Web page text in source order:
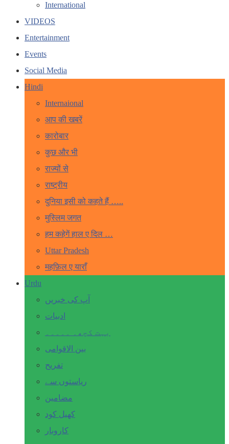
International
VIDEOS
Entertainment
Events
Social Media
Hindi
Internaional
आप की खबरें
कारोबार
कुछ और भी
राज्यों से
राष्ट्रीय
दुनिया इसी को कहते हैं …..
मुस्लिम जगत
हम कहेगें हाल ए दिल …
Uttar Pradesh
महफ़िल ए याराँ
Urdu
آپ کی خبریں
ادبیات
بہت کچھ۔ ۔۔۔۔۔
بین الاقوامی
تفریح
ریاستوں سے
مضامین
کھیل کود
کاروبار